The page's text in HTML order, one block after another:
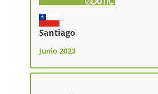
Santiago
Junio 2023